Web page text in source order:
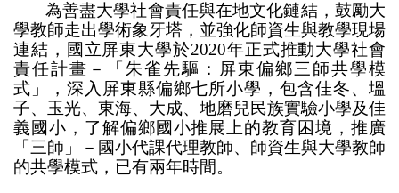
為善盡大學社會責任與在地文化鏈結，鼓勵大
學教師走出學術象牙塔，並強化師資生與教學現場
連結，國立屏東大學於2020年正式推動大學社會
責任計畫－「朱雀先驅：屏東偏鄉三師共學模
式」，深入屏東縣偏鄉七所小學，包含佳冬、塭
子、玉光、東海、大成、地磨兒民族實驗小學及佳
義國小，了解偏鄉國小推展上的教育困境，推廣
「三師」－國小代課代理教師、師資生與大學教師
的共學模式，已有兩年時間。